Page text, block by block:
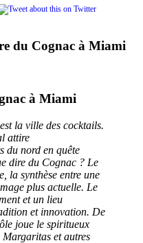
du Cognac à Miami
à Miami
la ville des cocktails.
attire
du nord en quête
dire du Cognac ? Le
la synthèse entre une
plus actuelle. Le
et un lieu
et innovation. De
joue le spiritueux
et autres